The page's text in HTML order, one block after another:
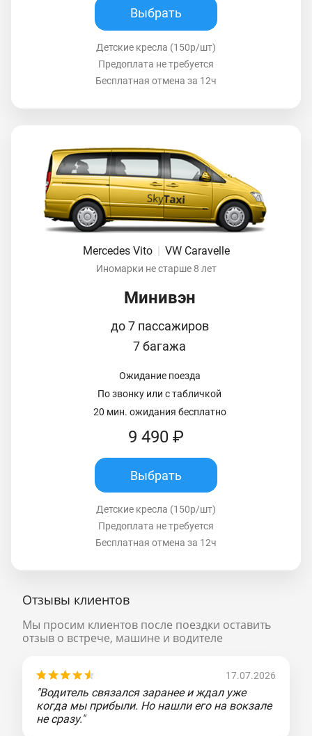
Выбрать
Детские кресла (150р/шт)
Предоплата не требуется
Бесплатная отмена за 12ч
Mercedes Vito VW Caravelle
Иномарки не старше 8 лет
Минивэн
до 7 пассажиров
7 багажа
Ожидание поезда
По звонку или с табличкой
20 мин. ожидания бесплатно
9 490 ₽
Выбрать
Детские кресла (150р/шт)
Предоплата не требуется
Бесплатная отмена за 12ч
Отзывы клиентов
Мы просим клиентов после поездки оставить
отзыв о встрече, машине и водителе
17.07.2026
"Водитель связался заранее и ждал уже
когда мы прибыли. Но нашли его на вокзале
не сразу."